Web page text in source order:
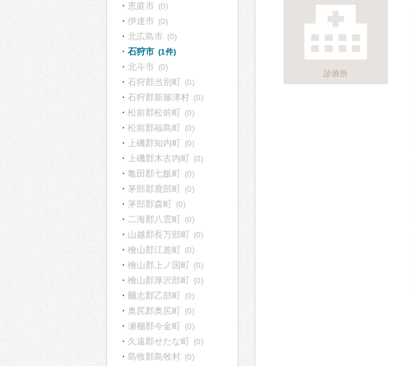
診療所
恵庭市 (0)
伊達市 (0)
北広島市 (0)
石狩市 (1件)
北斗市 (0)
石狩郡当別町 (0)
石狩郡新篠津村 (0)
松前郡松前町 (0)
松前郡福島町 (0)
上磯郡知内町 (0)
上磯郡木古内町 (0)
亀田郡七飯町 (0)
茅部郡鹿部町 (0)
茅部郡森町 (0)
二海郡八雲町 (0)
山越郡長万部町 (0)
檜山郡江差町 (0)
檜山郡上ノ国町 (0)
檜山郡厚沢部町 (0)
爾志郡乙部町 (0)
奥尻郡奥尻町 (0)
瀬棚郡今金町 (0)
久遠郡せたな町 (0)
島牧郡島牧村 (0)